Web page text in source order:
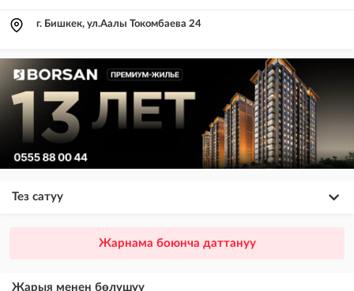
г. Бишкек, ул.Аалы Токомбаева 24
Тез сатуу
VIP жарыялардын үстүнө жарыя жайгаштыруу + Instagramдагы акы
Жарнама боюнча даттануу
Жарыя менен бөлүшүү